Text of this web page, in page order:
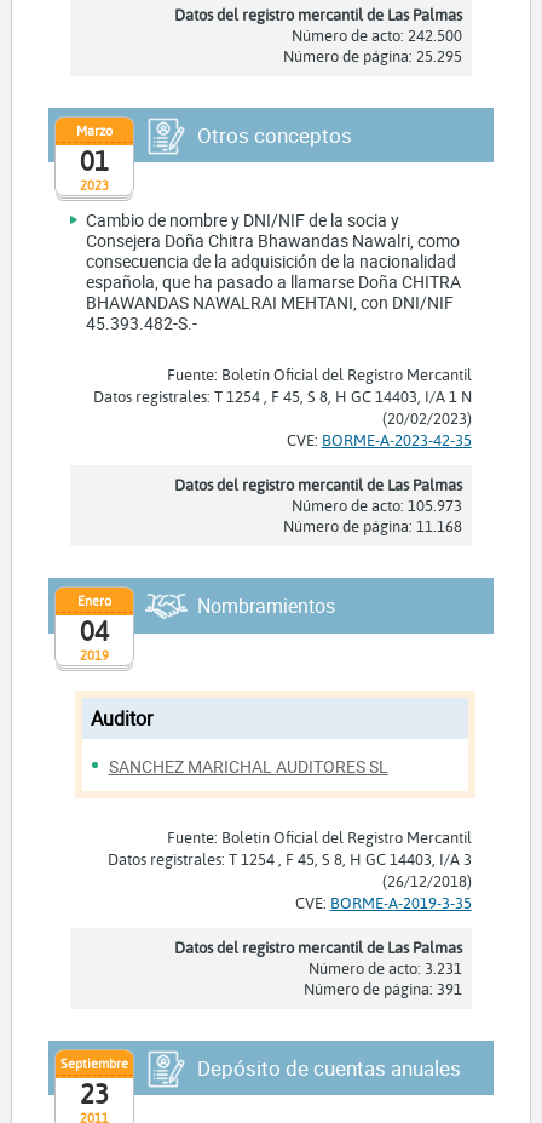
Datos del registro mercantil de Las Palmas
Número de acto: 242.500
Número de página: 25.295
2023
Marzo
01
Otros conceptos
Cambio de nombre y DNI/NIF de la socia y
Consejera Doña Chitra Bhawandas Nawalri, como
consecuencia de la adquisición de la nacionalidad
española, que ha pasado a llamarse Doña CHITRA
BHAWANDAS NAWALRAI MEHTANI, con DNI/NIF
45.393.482-S.-
Fuente: Boletín Oficial del Registro Mercantil
Datos registrales: T 1254 , F 45, S 8, H GC 14403, I/A 1 N
(20/02/2023)
CVE: BORME-A-2023-42-35
Datos del registro mercantil de Las Palmas
Número de acto: 105.973
Número de página: 11.168
2019
Enero
04
Nombramientos
Auditor
SANCHEZ MARICHAL AUDITORES SL
Fuente: Boletín Oficial del Registro Mercantil
Datos registrales: T 1254 , F 45, S 8, H GC 14403, I/A 3
(26/12/2018)
CVE: BORME-A-2019-3-35
Datos del registro mercantil de Las Palmas
Número de acto: 3.231
Número de página: 391
2011
Septiembre
23
Depósito de cuentas anuales